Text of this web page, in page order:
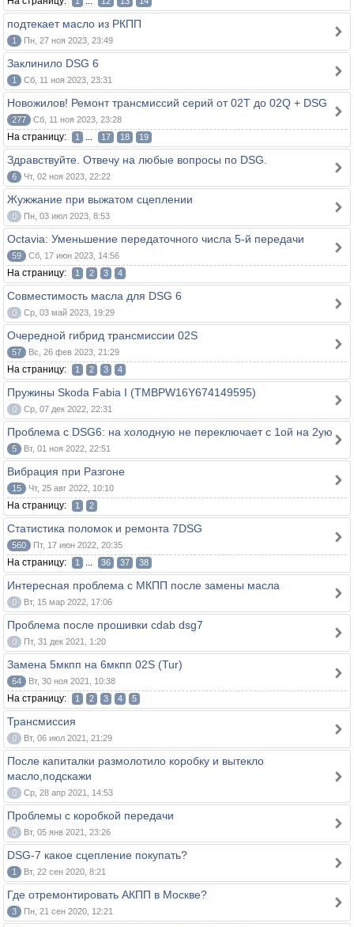
подтекает масло из РКПП
1 Пн, 27 ноя 2023, 23:49
Заклинило DSG 6
1 Сб, 11 ноя 2023, 23:31
Новожилов! Ремонт трансмиссий серий от 02T до 02Q + DSG
277 Сб, 11 ноя 2023, 23:28
На страницу: 1 ... 17 18 19
Здравствуйте. Отвечу на любые вопросы по DSG.
6 Чт, 02 ноя 2023, 22:22
Жужжание при выжатом сцеплении
0 Пн, 03 июл 2023, 8:53
Octavia: Уменьшение передаточного числа 5-й передачи
59 Сб, 17 июн 2023, 14:56
На страницу: 1 2 3 4
Совместимость масла для DSG 6
0 Ср, 03 май 2023, 19:29
Очередной гибрид трансмиссии 02S
57 Вс, 26 фев 2023, 21:29
На страницу: 1 2 3 4
Пружины Skoda Fabia I (TMBPW16Y674149595)
0 Ср, 07 дек 2022, 22:31
Проблема с DSG6: на холодную не переключает с 1ой на 2ую
5 Вт, 01 ноя 2022, 22:51
Вибрация при Разгоне
15 Чт, 25 авг 2022, 10:10
На страницу: 1 2
Статистика поломок и ремонта 7DSG
560 Пт, 17 июн 2022, 20:35
На страницу: 1 ... 36 37 38
Интересная проблема с МКПП после замены масла
0 Вт, 15 мар 2022, 17:06
Проблема после прошивки cdab dsg7
0 Пт, 31 дек 2021, 1:20
Замена 5мкпп на 6мкпп 02S (Tur)
64 Вт, 30 ноя 2021, 10:38
На страницу: 1 2 3 4 5
Трансмиссия
0 Вт, 06 июл 2021, 21:29
После капиталки размолотило коробку и вытекло
масло,подскажи
0 Ср, 28 апр 2021, 14:53
Проблемы с коробкой передачи
0 Вт, 05 янв 2021, 23:26
DSG-7 какое сцепление покупать?
1 Вт, 22 сен 2020, 8:21
Где отремонтировать АКПП в Москве?
3 Пн, 21 сен 2020, 12:21